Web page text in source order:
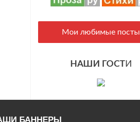
Мои любимые посты
НАШИ ГОСТИ
БАННЕРЫ